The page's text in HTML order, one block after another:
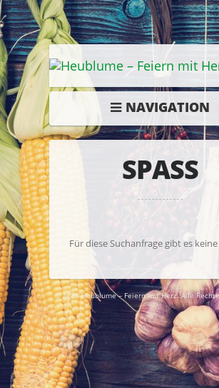
NAVIGATION
SPASS
Für diese Suchanfrage gibt es
© 2026 Heublume – Feiern mit Herz. Alle